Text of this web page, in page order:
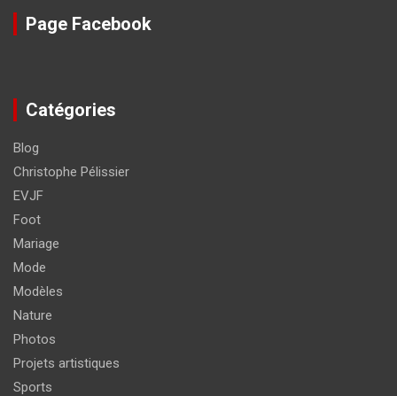
Page Facebook
Catégories
Blog
Christophe Pélissier
EVJF
Foot
Mariage
Mode
Modèles
Nature
Photos
Projets artistiques
Sports